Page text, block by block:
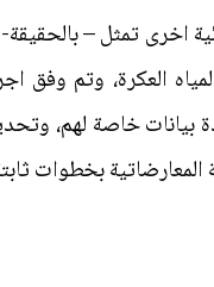
اخرى تمثل –
العكرة، وتم وفق
بيانات خاصة لهم،
المعارضاتية بخطوات